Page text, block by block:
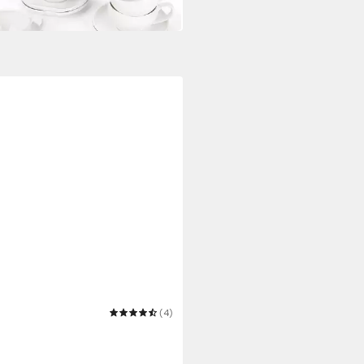
Werktagen bei dir
(4)